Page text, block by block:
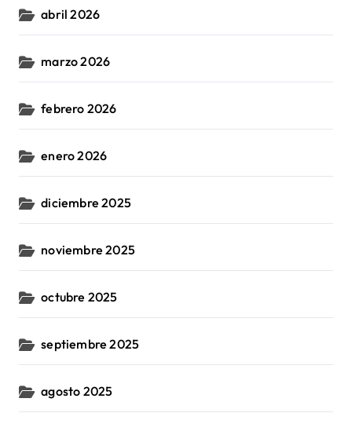
abril 2026
marzo 2026
febrero 2026
enero 2026
diciembre 2025
noviembre 2025
octubre 2025
septiembre 2025
agosto 2025